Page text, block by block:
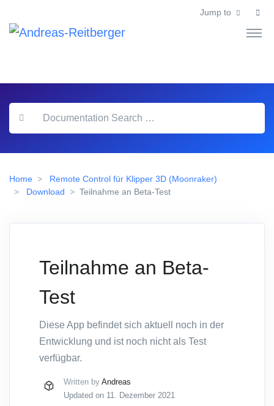
Jump to
Home
Remote Control für Klipper 3D (Moonraker)
Download
Teilnahme an Beta-Test
Teilnahme an Beta-
Test
Diese App befindet sich aktuell noch in der
Entwicklung und ist noch nicht als Test
verfügbar.
Written by Andreas
Updated on 11. Dezember 2021